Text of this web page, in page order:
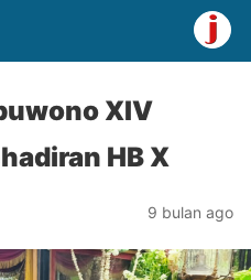
XIV
HB X
9 bulan ago